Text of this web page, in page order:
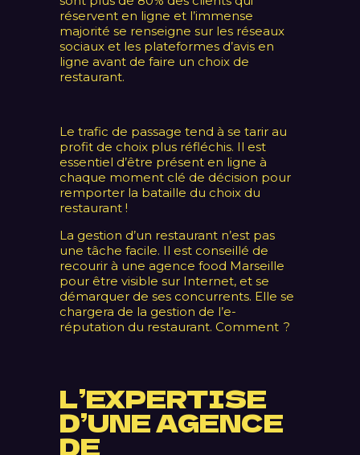
réservent en ligne et l’immense
majorité se renseigne sur les réseaux
sociaux et les plateformes d’avis en
ligne avant de faire un choix de
restaurant.
Le trafic de passage tend à se tarir au
profit de choix plus réfléchis. Il est
essentiel d’être présent en ligne à
chaque moment clé de décision pour
remporter la bataille du choix du
restaurant !
La gestion d’un restaurant n’est pas
une tâche facile. Il est conseillé de
recourir à une agence food Marseille
pour être visible sur Internet, et se
démarquer de ses concurrents. Elle se
chargera de la gestion de l’e-
réputation du restaurant. Comment ?
L’EXPERTISE
D’UNE AGENCE
DE